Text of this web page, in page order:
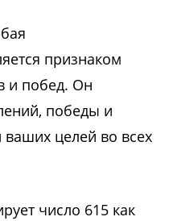
признаком
и побед. Он
победы и
ваших целей во всех
число 615 как